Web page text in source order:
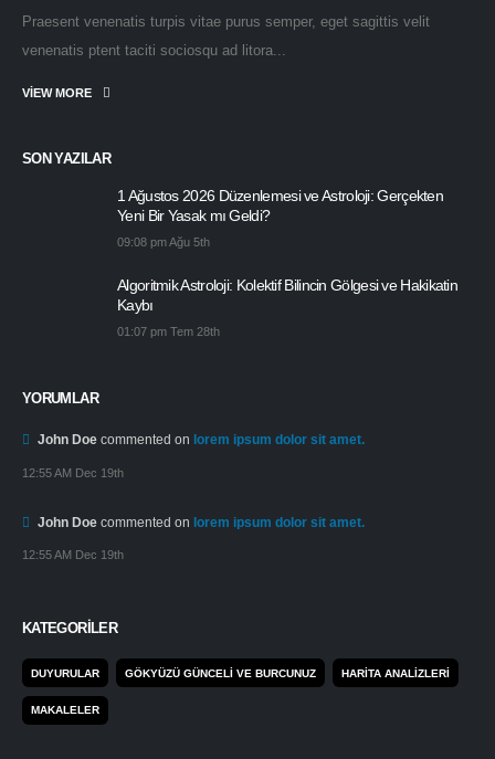
Praesent venenatis turpis vitae purus semper, eget sagittis velit
venenatis ptent taciti sociosqu ad litora...
VIEW MORE
SON YAZILAR
1 Ağustos 2026 Düzenlemesi ve Astroloji: Gerçekten
Yeni Bir Yasak mı Geldi?
09:08 pm Ağu 5th
Algoritmik Astroloji: Kolektif Bilincin Gölgesi ve Hakikatin
Kaybı
01:07 pm Tem 28th
YORUMLAR
John Doe commented on lorem ipsum dolor sit amet.
12:55 AM Dec 19th
John Doe commented on lorem ipsum dolor sit amet.
12:55 AM Dec 19th
KATEGORILER
DUYURULAR GÖKYÜZÜ GÜNCELI VE BURCUNUZ HARITA ANALIZLERI
MAKALELER